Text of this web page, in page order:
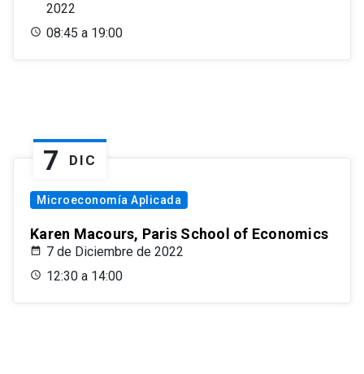
2022
08:45 a 19:00
7 DIC
Microeconomía Aplicada
Karen Macours, Paris School of Economics
7 de Diciembre de 2022
12:30 a 14:00